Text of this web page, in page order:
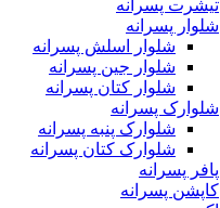
تیشرت پسرانه
شلوار پسرانه
شلوار اسلش پسرانه
شلوار جین پسرانه
شلوار کتان پسرانه
شلوارک پسرانه
شلوارک پنبه پسرانه
شلوارک کتان پسرانه
پافر پسرانه
کاپشن پسرانه